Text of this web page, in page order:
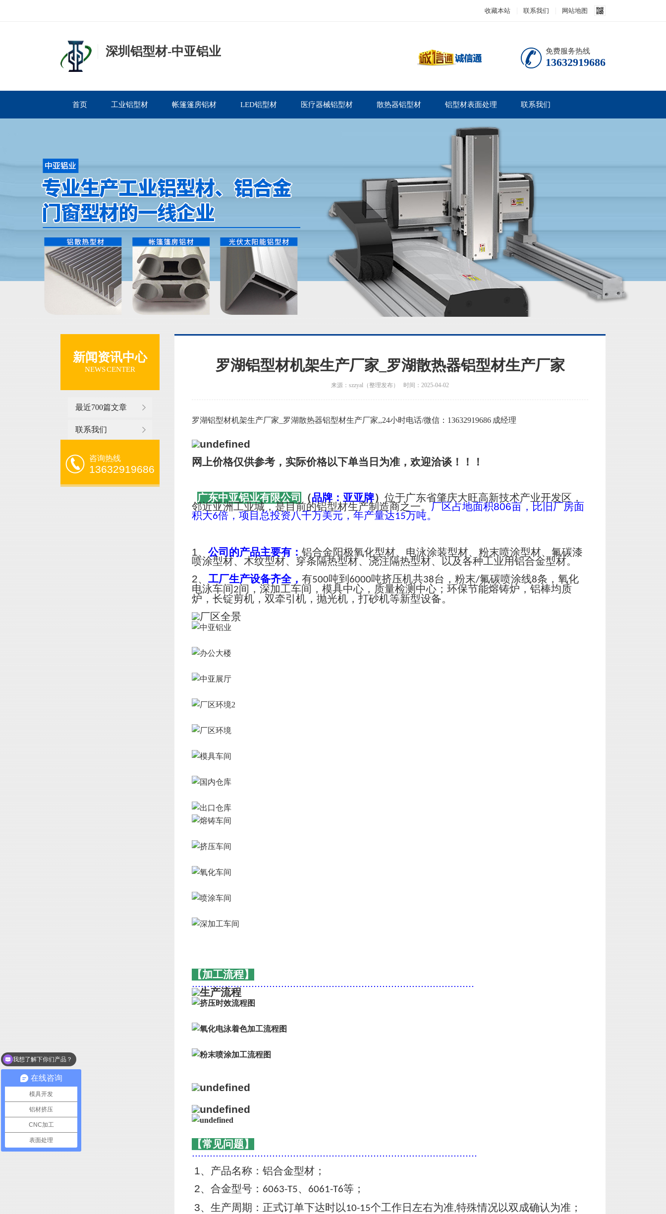
收藏本站 联系我们 网站地图
深圳铝型材-中亚铝业 免费服务热线
13632919686
首页 工业铝型材 帐篷篷房铝材 LED铝型材 医疗器械铝型材 散热器铝型材 铝型材表面处理 联系我们
新闻资讯中心
NEWS CENTER
最近700篇文章
联系我们
咨询热线
13632919686
罗湖铝型材机架生产厂家_罗湖散热器铝型材生产厂家
来源：szzyal（整理发布） 时间：2025-04-02
罗湖铝型材机架生产厂家_罗湖散热器铝型材生产厂家,,24小时电话/微信：13632919686 成经理
网上价格仅供参考，实际价格以下单当日为准，欢迎洽谈！！！
广东中亚铝业有限公司 （品牌：亚亚牌） 位于广东省肇庆大旺高新技术产业开发区，
邻近亚洲工业城，是目前的铝型材生产制造商之一。厂区占地面积806亩，比旧厂房面
积大6倍，项目总投资八千万美元，年产量达15万吨。
1、 公司的产品主要有： 铝合金阳极氧化型材、电泳涂装型材、粉末喷涂型材、氟碳漆
喷涂型材、木纹型材、穿条隔热型材、浇注隔热型材、以及各种工业用铝合金型材。
2、 工厂生产设备齐全， 有500吨到 6000吨挤压机共38台，粉末/氟碳喷涂线8条，氧化
电泳车间2间，深加工车间，模具中心，质量检测中心；环保节能熔铸炉，铝棒均质
炉，长锭剪机，双牵引机，抛光机，打砂机等新型设备。
【加工流程】
...............................................................................................
【常见问题】
................................................................................................
1、产品名称：铝合金型材；
2、合金型号： 6063-T5、 6061-T6等；
3、生产周期：正式订单下达时以10-15个工作日左右为准,特殊情况以双成确认为准；
在线咨询
模具开发
铝材挤压
CNC加工
表面处理
我想了解下你们产品？
你们可以做表面处理吗